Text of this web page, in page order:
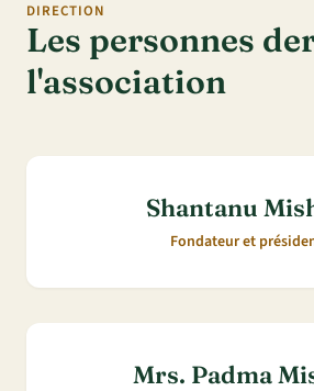
DIRECTION
Les personnes
l'association
Shantanu
Fondateur et
Mrs. Padma